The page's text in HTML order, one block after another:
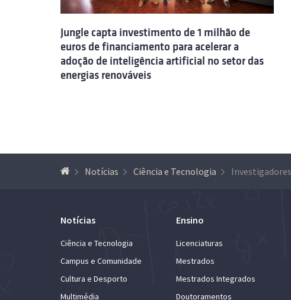
Jungle capta investimento de 1 milhão de
euros de financiamento para acelerar a
adoção de inteligência artificial no setor das
energias renováveis
Notícias Ciência e Tecnologia
Notícias
Ciência e Tecnologia
Campus e Comunidade
Cultura e Desporto
Multimédia
Ensino
Licenciaturas
Mestrados
Mestrados Integrados
Doutoramentos